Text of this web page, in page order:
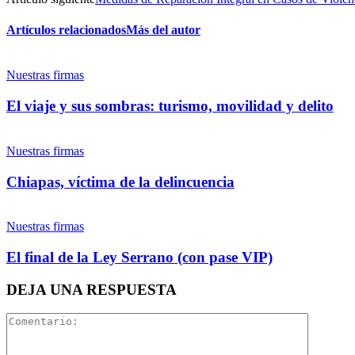
Artículos relacionadosMás del autor
Nuestras firmas
El viaje y sus sombras: turismo, movilidad y delito
Nuestras firmas
Chiapas, víctima de la delincuencia
Nuestras firmas
El final de la Ley Serrano (con pase VIP)
DEJA UNA RESPUESTA